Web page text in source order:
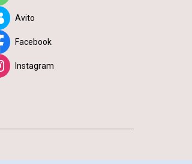
Avito
Facebook
Instagram